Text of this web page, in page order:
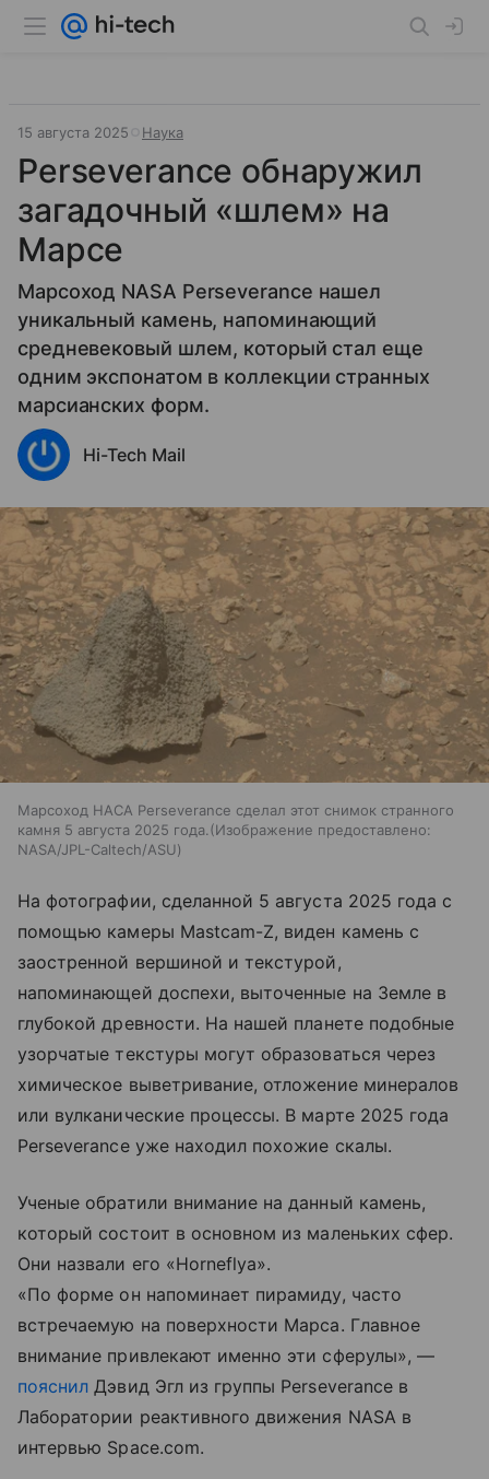
15 августа 2025 Наука
Perseverance обнаружил
загадочный «шлем» на
Марсе
Марсоход NASA Perseverance нашел
уникальный камень, напоминающий
средневековый шлем, который стал еще
одним экспонатом в коллекции странных
марсианских форм.
Hi-Tech Mail
Марсоход НАСА Perseverance сделал этот снимок странного
камня 5 августа 2025 года.(Изображение предоставлено:
NASA/JPL-Caltech/ASU)
На фотографии, сделанной 5 августа 2025 года с
помощью камеры Mastcam-Z, виден камень с
заостренной вершиной и текстурой,
напоминающей доспехи, выточенные на Земле в
глубокой древности. На нашей планете подобные
узорчатые текстуры могут образоваться через
химическое выветривание, отложение минералов
или вулканические процессы. В марте 2025 года
Perseverance уже находил похожие скалы.
Ученые обратили внимание на данный камень,
который состоит в основном из маленьких сфер.
Они назвали его «Horneflya».
«По форме он напоминает пирамиду, часто
встречаемую на поверхности Марса. Главное
внимание привлекают именно эти сферулы», —
пояснил Дэвид Эгл из группы Perseverance в
Лаборатории реактивного движения NASA в
интервью Space.com.